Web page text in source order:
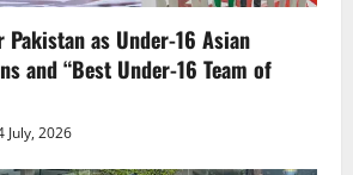
as Under-16 Asian
and “Best Under-16 Team of
July, 2026